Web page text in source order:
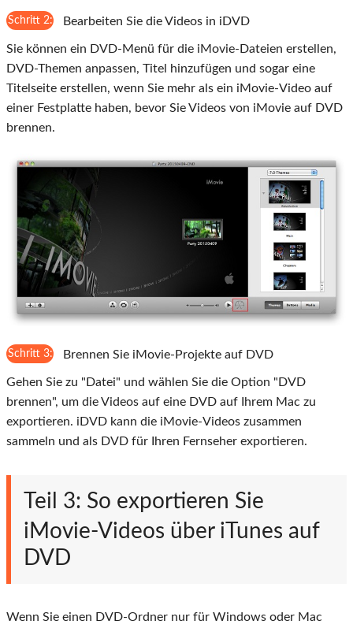
Schritt 2: Bearbeiten Sie die Videos in iDVD
Sie können ein DVD-Menü für die iMovie-Dateien erstellen,
DVD-Themen anpassen, Titel hinzufügen und sogar eine
Titelseite erstellen, wenn Sie mehr als ein iMovie-Video auf
einer Festplatte haben, bevor Sie Videos von iMovie auf DVD
brennen.
Schritt 3: Brennen Sie iMovie-Projekte auf DVD
Gehen Sie zu "Datei" und wählen Sie die Option "DVD
brennen", um die Videos auf eine DVD auf Ihrem Mac zu
exportieren. iDVD kann die iMovie-Videos zusammen
sammeln und als DVD für Ihren Fernseher exportieren.
Teil 3: So exportieren Sie
iMovie-Videos über iTunes auf
DVD
Wenn Sie einen DVD-Ordner nur für Windows oder Mac